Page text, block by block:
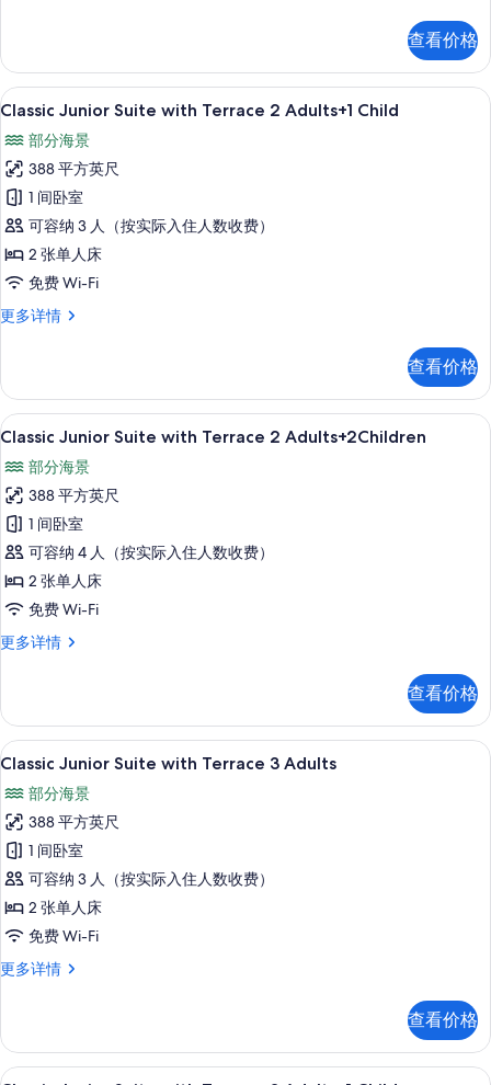
有
照
片
Terrace
Adults
多
信
息
查看价格
显
Classic
Junior
Suite
with
Terrace
2
Adults+1
Child
所
有
照
片
高档床上用品、客房内保险箱、免费
27
Classic Junior Suite with Terrace 2 Adults+1 Child
部分海景
388 平方英尺
1 间卧室
可容纳 3 人（按实际入住人数收费）
2 张单人床
免费 Wi-Fi
更多详情
Classic
Terrace
Adults+1
更
多
信
息
查看价格
显
Classic
Junior
Suite
with
Terrace
2
Adults+2Children
有
照
片
高档床上用品、客房内保险箱、免费
27
Classic Junior Suite with Terrace 2 Adults+2Children
部分海景
388 平方英尺
1 间卧室
可容纳 4 人（按实际入住人数收费）
2 张单人床
免费 Wi-Fi
更多详情
Classic
Terrace
Adults+2Children
多
信
息
查看价格
显
Classic
Junior
Suite
with
Terrace
3
Adults
有
照
高档床上用品、客房内保险箱、免费
27
Classic Junior Suite with Terrace 3 Adults
部分海景
388 平方英尺
1 间卧室
可容纳 3 人（按实际入住人数收费）
2 张单人床
免费 Wi-Fi
更多详情
Classic
Terrace
查看价格
显 高档床上用品、客房内保险箱、免费